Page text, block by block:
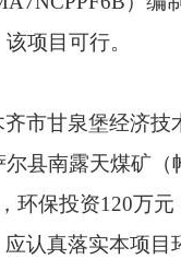
项目可行。
市甘泉堡经济
县南露天煤矿
环保投资120万元
应认真落实本项目